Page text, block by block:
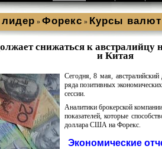
» Форекс » Курсы валют
снижаться к
и Китая
Сегодня, 8 мая,
ряда позитивных
сессии.
Аналитики брокерской
показателей, которые
доллара США на Форекс.
Экономические